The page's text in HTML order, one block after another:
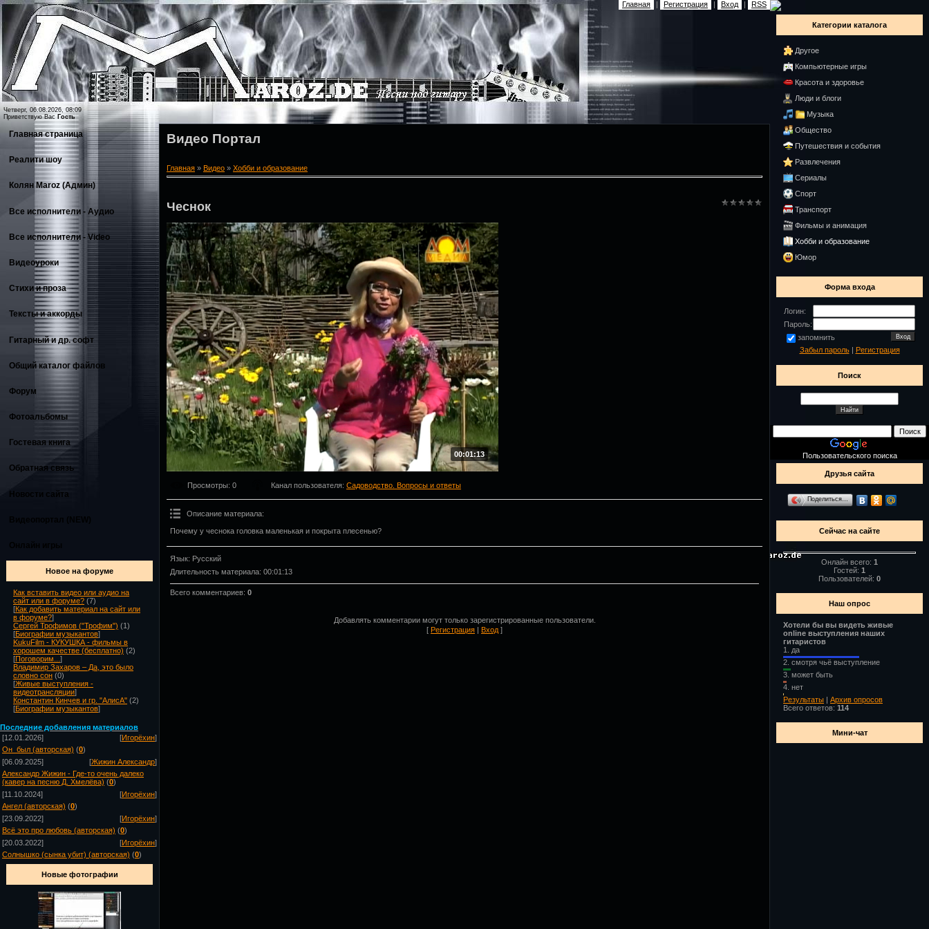
Главная | Регистрация | Вход | RSS
Четверг, 06.08.2026, 08:09
Приветствую Вас Гость
Главная страница
Реалити шоу
Колян Maroz (Админ)
Все исполнители - Аудио
Все исполнители - Video
Видеоуроки
Стихи и проза
Тексты и аккорды
Гитарный и др. софт
Общий каталог файлов
Форум
Фотоальбомы
Гостевая книга
Обратная связь
Новости сайта
Новое на форуме
Как вставить видео или аудио на
сайт или в форуме? (7)
[Как добавить материал на сайт или
в форуме?]
Сергей Трофимов ("Трофим") (1)
[Биографии музыкантов]
KukuFilm - КУКУШКА - фильмы в
хорошем качестве (бесплатно) (2)
[Поговорим... ]
Владимир Захаров – Да, это было
словно сон (0)
[Живые выступления -
видеотрансляции]
Константин Кинчев и гр. "АлисА" (2)
[Биографии музыкантов]
Последние добавления материалов
[12.01.2026]
[Игорёхин]
Он_был (авторская) (0)
[06.09.2025]
[Жижин Александр]
Александр Жижин - Где-то очень далеко
(кавер на песню Д. Хмелёва) (0)
[11.10.2024]
[Игорёхин]
Ангел (авторская) (0)
[23.09.2022]
[Игорёхин]
Всё это про любовь (авторская) (0)
[20.03.2022]
[Игорёхин]
Солнышко (сынка убит) (авторская) (0)
Новые фотографии
Видео Портал
Главная » Видео » Хобби и образование
Чеснок
00:01:13
Просмотры: 0 Канал пользователя: Садоводство. Вопросы и ответы
Описание материала:
Почему у чеснока головка маленькая и покрыта плесенью?
Язык: Русский
Длительность материала: 00:01:13
Всего комментариев: 0
Добавлять комментарии могут только зарегистрированные пользователи.
[ Регистрация | Вход ]
Категории каталога
Другое
Компьютерные игры
Красота и здоровье
Люди и блоги
Музыка
Общество
Путешествия и события
Развлечения
Сериалы
Спорт
Транспорт
Фильмы и анимация
Хобби и образование
Юмор
Форма входа
Логин:
Пароль:
запомнить
Забыл пароль| Регистрация
Поиск
Пользовательского поиска
Друзья сайта
Поделиться…
Сейчас на сайте
Онлайн всего: 1
Гостей: 1
Пользователей: 0
Наш опрос
Хотели бы вы видеть живые
online выступления наших
гитаристов
1. да
2. смотря чьё выступление
3. может быть
4. нет
Результаты | Архив опросов
Всего ответов: 114
Мини-чат